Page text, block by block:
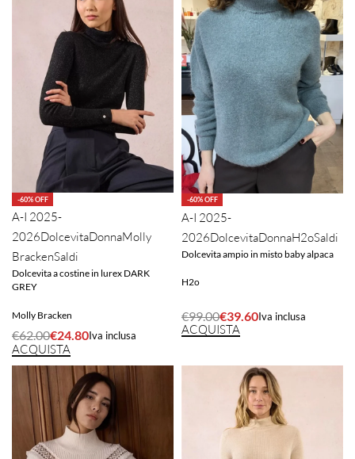
-60% OFF
A-I 2025-
2026DolcevitaDonnaMolly
BrackenSaldi
Dolcevita a costine in lurex DARK
GREY
Molly Bracken
€62.00€24.80Iva inclusa
ACQUISTA
-60% OFF
A-I 2025-
2026DolcevitaDonnaH2oSaldi
Dolcevita ampio in misto baby alpaca
H2o
€99.00€39.60Iva inclusa
ACQUISTA